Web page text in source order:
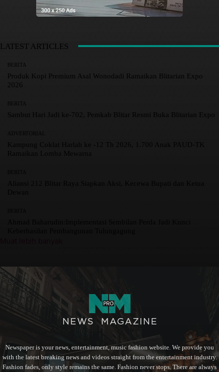
LATEST ARTICLES
BERITA
Produk Kopi Premium Asal Wonodadi Ramaikan Blitarian Expo
2026
BERITA
Sambut Hari Jadi ke-702, Pemkab Blitar Resmi Buka Blitarian Expo
ADVERTORIAL
Kampung Coklat Harlah ke -12 Th 2026, 1.700 Anak PAUD-TK
Ramaikan Lomba Mewarna
Newspaper is your news, entertainment, music fashion website. We provide you
with the latest breaking news and videos straight from the entertainment industry.
Fashion fades, only style remains the same. Fashion never stops. There are always